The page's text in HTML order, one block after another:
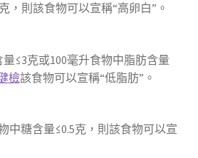
，則該食物可以宣稱“高卵白”。
≤3克或100毫升食物中脂肪含量
檢該食物可以宣稱“低脂肪”。
中糖含量≤0.5克，則該食物可以宣